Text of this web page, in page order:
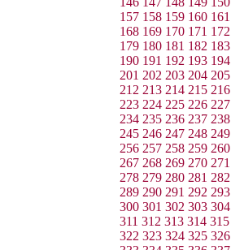
157 158 159 160 161
168 169 170 171 172
179 180 181 182 183
190 191 192 193 194
201 202 203 204 205
212 213 214 215 216
223 224 225 226 227
234 235 236 237 238
245 246 247 248 249
256 257 258 259 260
267 268 269 270 271
278 279 280 281 282
289 290 291 292 293
300 301 302 303 304
311 312 313 314 315
322 323 324 325 326